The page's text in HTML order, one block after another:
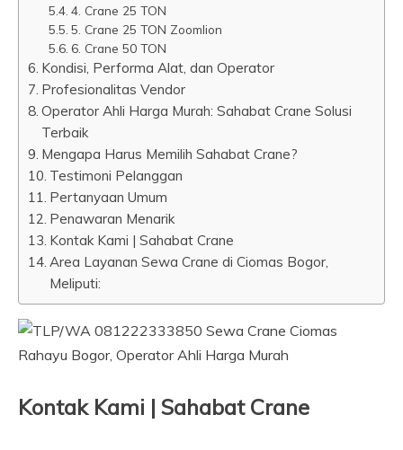
4. Crane 25 TON
5. Crane 25 TON Zoomlion
6. Crane 50 TON
Kondisi, Performa Alat, dan Operator
Profesionalitas Vendor
Operator Ahli Harga Murah: Sahabat Crane Solusi
Terbaik
Mengapa Harus Memilih Sahabat Crane?
Testimoni Pelanggan
Pertanyaan Umum
Penawaran Menarik
Kontak Kami | Sahabat Crane
Area Layanan Sewa Crane di Ciomas Bogor,
Meliputi:
Kontak Kami | Sahabat Crane